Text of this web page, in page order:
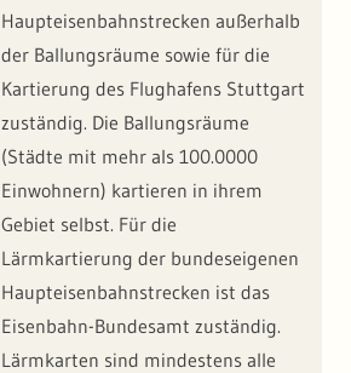
Haupteisenbahnstrecken außerhalb
der Ballungsräume sowie für die
Kartierung des Flughafens Stuttgart
zuständig. Die Ballungsräume
(Städte mit mehr als 100.0000
Einwohnern) kartieren in ihrem
Gebiet selbst. Für die
Lärmkartierung der bundeseigenen
Haupteisenbahnstrecken ist das
Eisenbahn-Bundesamt zuständig.
Lärmkarten sind mindestens alle